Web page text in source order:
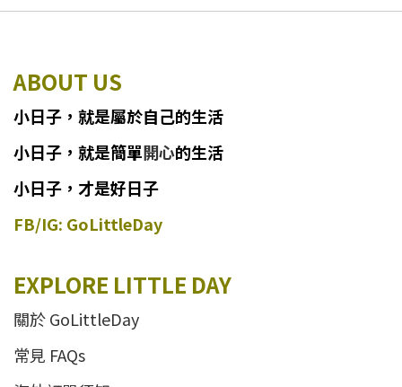
ABOUT US
小日子 ， 就是屬於自己的生活
小日子 ， 就是簡單開心的生活
小日子，才是好日子
FB/IG: GoLittleDay
EXPLORE LITTLE DAY
關於 GoLittleDay
常見 FAQs